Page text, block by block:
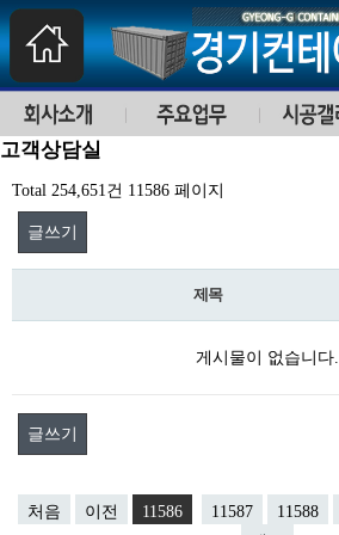
고객상담실
Total 254,651건 11586 페이지
글쓰기
제목
게시물이 없습니다.
글쓰기
처음 이전 11586 11587 11588